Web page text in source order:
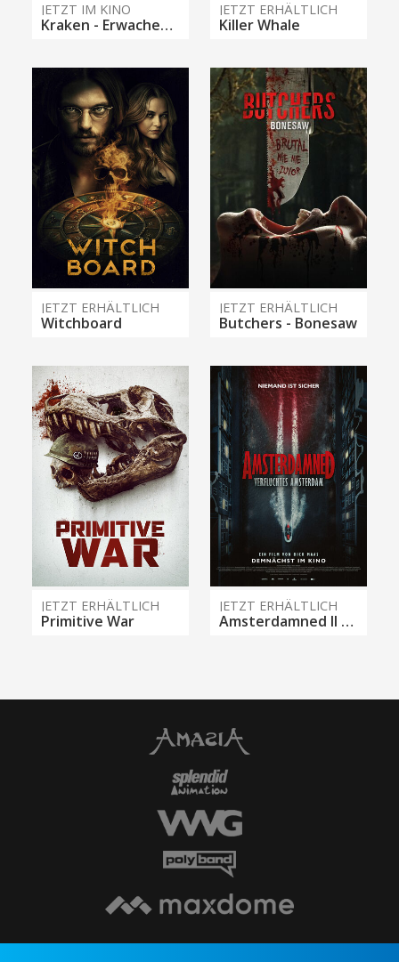
JETZT IM KINO
Kraken - Erwachen der Tiefe
JETZT ERHÄLTLICH
Killer Whale
JETZT ERHÄLTLICH
Witchboard
JETZT ERHÄLTLICH
Butchers - Bonesaw
JETZT ERHÄLTLICH
Primitive War
JETZT ERHÄLTLICH
Amsterdamned II - Verfluchtes Amsterdam